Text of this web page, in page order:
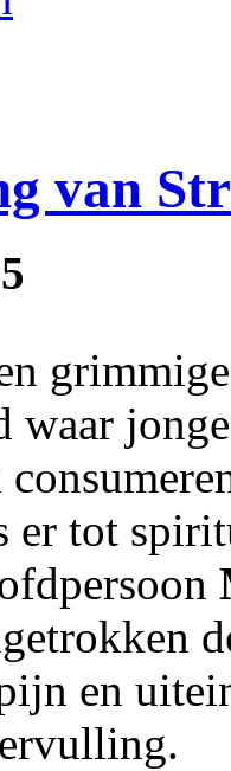
van
waar
er tot
en